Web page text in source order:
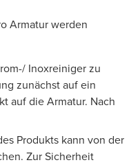
Armatur werden
Inoxreiniger zu
zunächst auf ein
auf die Armatur. Nach
Produkts kann von der
Zur Sicherheit